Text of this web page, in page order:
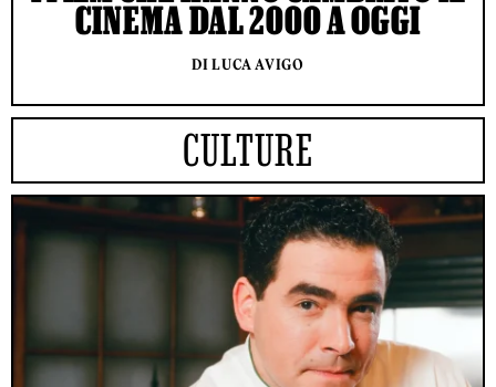
CINEMA DAL 2000 A OGGI
DI LUCA AVIGO
CULTURE